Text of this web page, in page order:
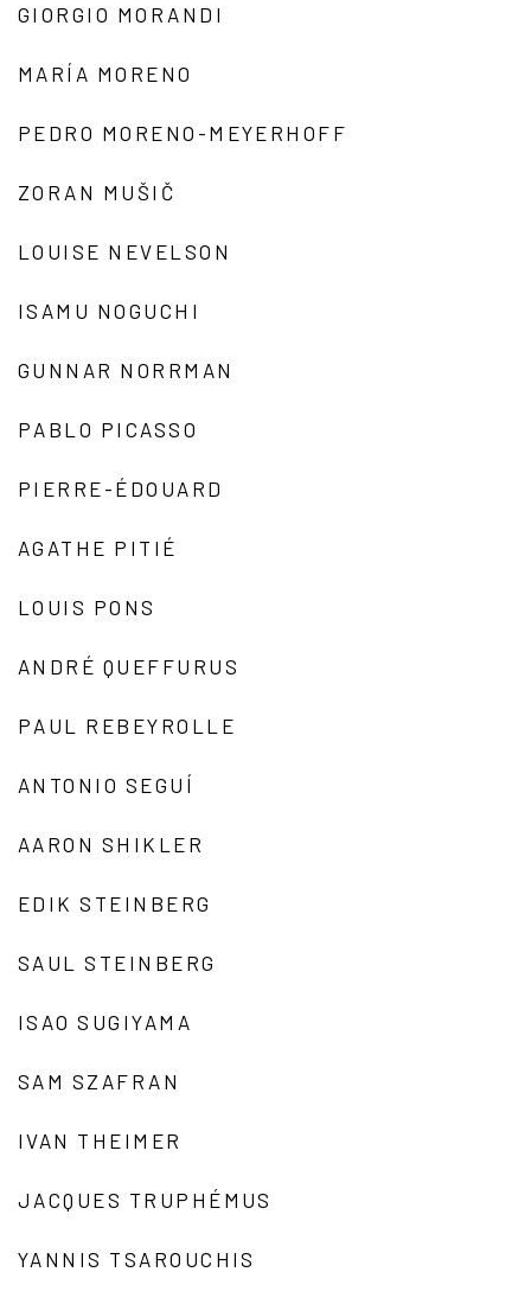
GIORGIO MORANDI
MARÍA MORENO
PEDRO MORENO-MEYERHOFF
ZORAN MUŠIČ
LOUISE NEVELSON
ISAMU NOGUCHI
GUNNAR NORRMAN
PABLO PICASSO
PIERRE-ÉDOUARD
AGATHE PITIÉ
LOUIS PONS
ANDRÉ QUEFFURUS
PAUL REBEYROLLE
ANTONIO SEGUÍ
AARON SHIKLER
EDIK STEINBERG
SAUL STEINBERG
ISAO SUGIYAMA
SAM SZAFRAN
IVAN THEIMER
JACQUES TRUPHÉMUS
YANNIS TSAROUCHIS